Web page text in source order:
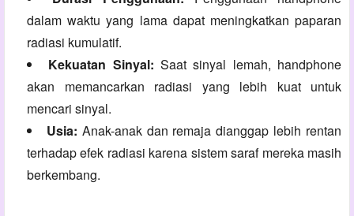
dalam waktu yang lama dapat meningkatkan paparan
radiasi kumulatif.
Kekuatan Sinyal: Saat sinyal lemah, handphone
akan memancarkan radiasi yang lebih kuat untuk
mencari sinyal.
Usia: Anak-anak dan remaja dianggap lebih rentan
terhadap efek radiasi karena sistem saraf mereka masih
berkembang.